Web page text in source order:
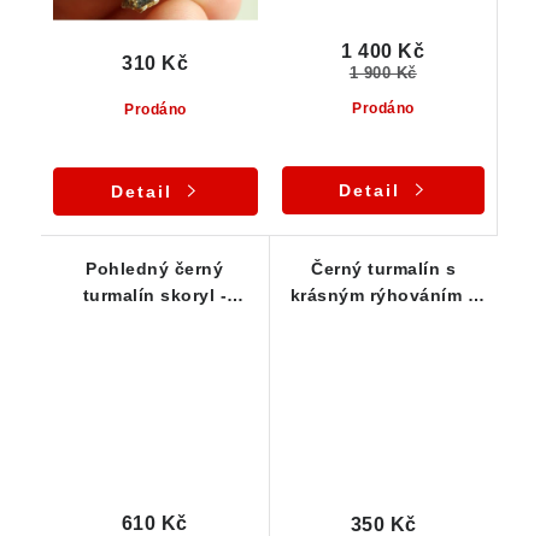
Prodáno
310 Kč
Detail
Prodáno
1 400 Kč
1 900 Kč
Detail
Pohledný černý
turmalín skoryl -
610 Kč
Černý turmalín s
krásným rýhováním a
350 Kč